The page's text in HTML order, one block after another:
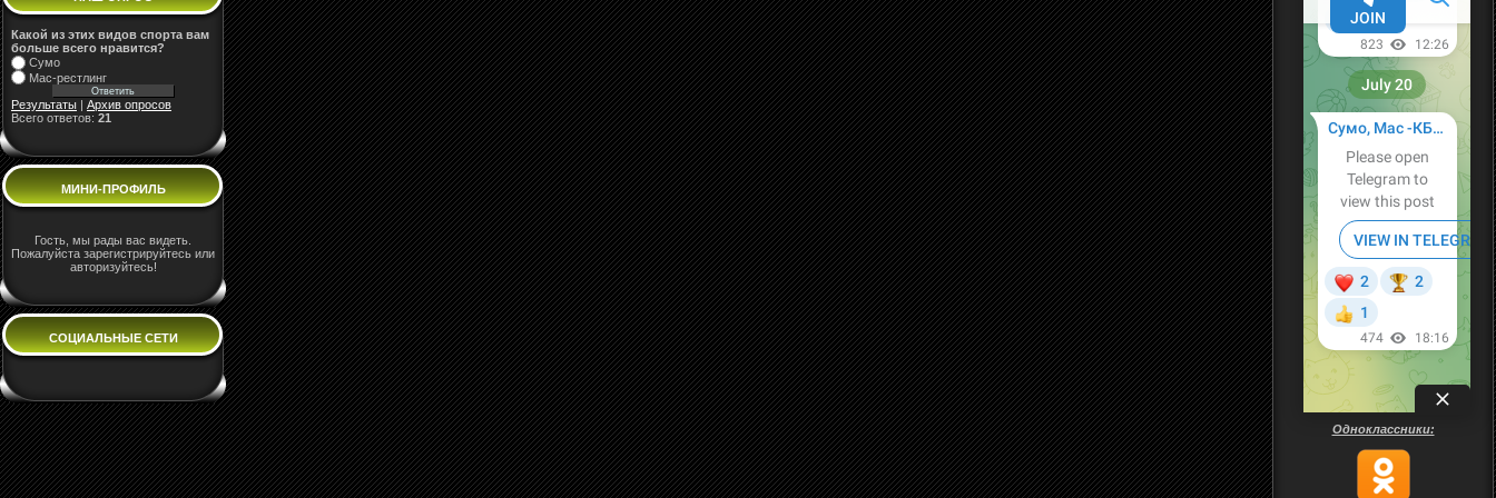
Какой из этих видов спорта вам
больше всего нравится?
Сумо
Мас-рестлинг
Результаты
Архив опросов
Всего ответов: 21
МИНИ-ПРОФИЛЬ
Гость, мы рады вас видеть.
Пожалуйста зарегистрируйтесь или
авторизуйтесь!
СОЦИАЛЬНЫЕ СЕТИ
Одноклассники: